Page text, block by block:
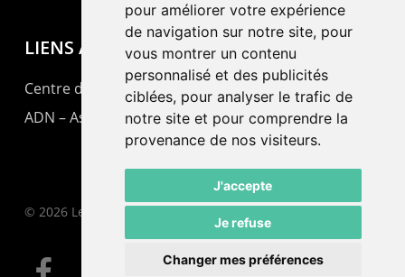
pour améliorer votre expérience
de navigation sur notre site, pour
vous montrer un contenu
personnalisé et des publicités
ciblées, pour analyser le trafic de
notre site et pour comprendre la
provenance de nos visiteurs.
J'accepte
Je refuse
Changer mes préférences
LIENS AMIS
Centre de culture ABC
ADN – Association Danse Neuchâtel
© 2026 Le Pommier.
facebook email